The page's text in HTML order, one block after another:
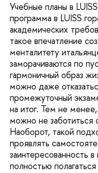
Учебные планы в
программа в LUISS
академических
такое впечатление
менталитету
заморачиваются по
гармоничный образ
можно даже
промежуточный
на итог. Тем не
можно не заботиться
Наоборот, такой
проявлять
заинтересованность
полностью